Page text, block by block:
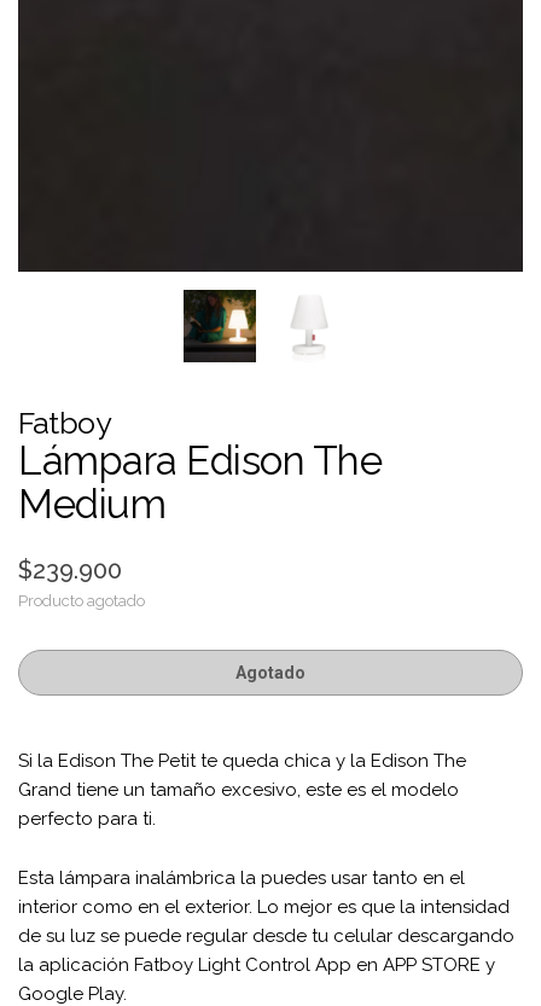
Fatboy
Lámpara Edison The
Medium
$239.900
Producto agotado
Agotado
Si la Edison The Petit te queda chica y la Edison The
Grand tiene un tamaño excesivo, este es el modelo
perfecto para ti.
Esta lámpara inalámbrica la puedes usar tanto en el
interior como en el exterior. Lo mejor es que la intensidad
de su luz se puede regular desde tu celular descargando
la aplicación Fatboy Light Control App en APP STORE y
Google Play.